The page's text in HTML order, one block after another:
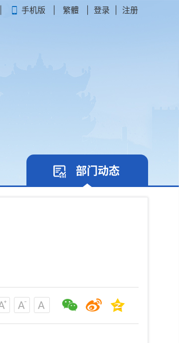
手机版 繁體 登录 注册
部门动态